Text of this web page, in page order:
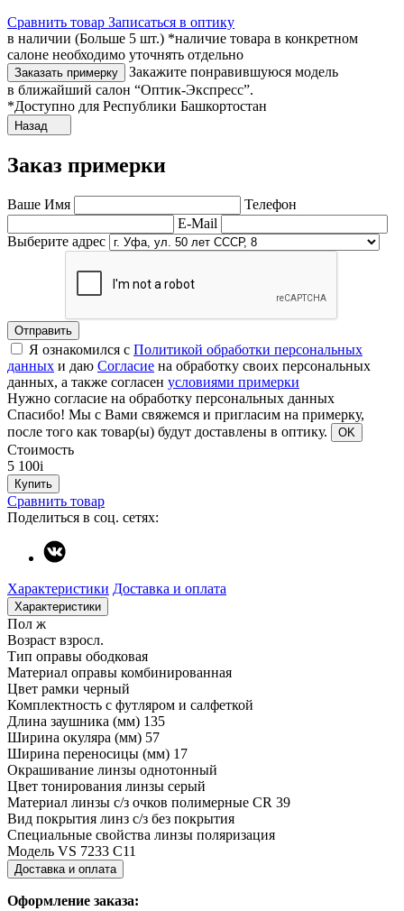
Сравнить товар Записаться в оптику
в наличии (Больше 5 шт.) *наличие товара в конкретном
салоне необходимо уточнять отдельно
Заказать примерку
Закажите понравившуюся модель
в ближайший салон “Оптик-Экспресс”.
*Доступно для Республики Башкортостан
Назад
Заказ примерки
Ваше Имя
Телефон
E-Mail
Выберите адрес
Отправить
Я ознакомился с Политикой обработки персональных
данных и даю Согласие на обработку своих персональных
данных, а также согласен условиями примерки
Нужно согласие на обработку персональных данных
Спасибо! Мы с Вами свяжемся и пригласим на примерку,
после того как товар(ы) будут доставлены в оптику.
OK
Стоимость
5 100i
Купить
Сравнить товар
Поделиться в соц. сетях:
Характеристики Доставка и оплата
Характеристики
Пол ж
Возраст взросл.
Тип оправы ободковая
Материал оправы комбинированная
Цвет рамки черный
Комплектность с футляром и салфеткой
Длина заушника (мм) 135
Ширина окуляра (мм) 57
Ширина переносицы (мм) 17
Окрашивание линзы однотонный
Цвет тонирования линзы серый
Материал линзы с/з очков полимерные CR 39
Вид покрытия линз с/з без покрытия
Специальные свойства линзы поляризация
Модель VS 7233 C11
Доставка и оплата
Оформление заказа: